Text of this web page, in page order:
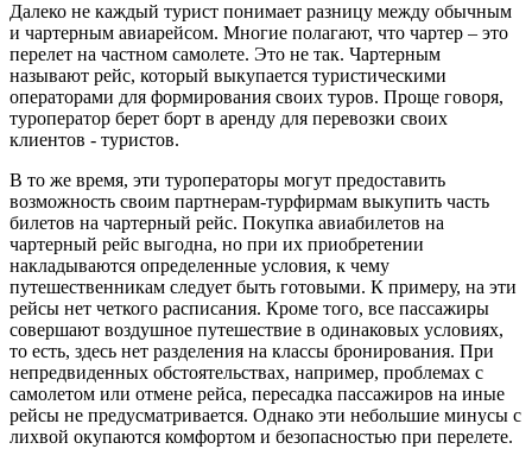
Далеко не каждый турист понимает разницу между обычным
и чартерным авиарейсом. Многие полагают, что чартер – это
перелет на частном самолете. Это не так. Чартерным
называют рейс, который выкупается туристическими
операторами для формирования своих туров. Проще говоря,
туроператор берет борт в аренду для перевозки своих
клиентов - туристов.
В то же время, эти туроператоры могут предоставить
возможность своим партнерам-турфирмам выкупить часть
билетов на чартерный рейс. Покупка авиабилетов на
чартерный рейс выгодна, но при их приобретении
накладываются определенные условия, к чему
путешественникам следует быть готовыми. К примеру, на эти
рейсы нет четкого расписания. Кроме того, все пассажиры
совершают воздушное путешествие в одинаковых условиях,
то есть, здесь нет разделения на классы бронирования. При
непредвиденных обстоятельствах, например, проблемах с
самолетом или отмене рейса, пересадка пассажиров на иные
рейсы не предусматривается. Однако эти небольшие минусы с
лихвой окупаются комфортом и безопасностью при перелете.